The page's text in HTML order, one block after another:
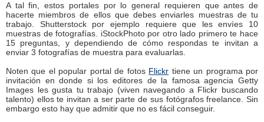
A tal fin, estos portales por lo general requieren que antes de
hacerte miembros de ellos que debes enviarles muestras de tu
trabajo. Shutterstock por ejemplo requiere que les envíes 10
muestras de fotografías. iStockPhoto por otro lado primero te hace
15 preguntas, y dependiendo de cómo respondas te invitan a
enviar 3 fotografías de muestra para evaluarlas.
Noten que el popular portal de fotos Flickr tiene un programa por
invitación en donde si los editores de la famosa agencia Getty
Images les gusta tu trabajo (viven navegando a Flickr buscando
talento) ellos te invitan a ser parte de sus fotógrafos freelance. Sin
embargo esto hay que admitir que no es fácil conseguir.